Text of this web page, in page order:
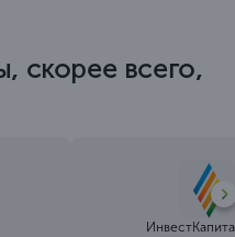
скорее всего,